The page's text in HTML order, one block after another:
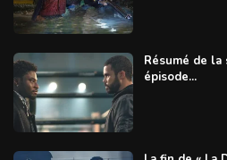
Résumé de la
épisode...